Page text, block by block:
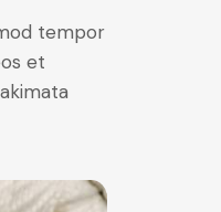
tempor
et